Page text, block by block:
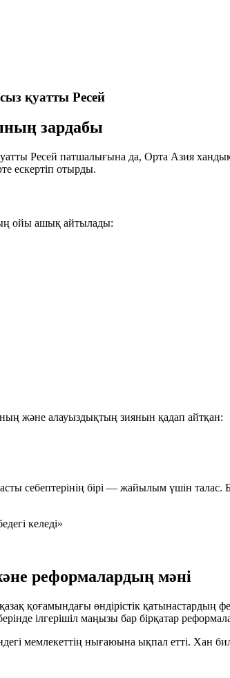
қуатты Ресей
зардабы
Ресей патшалығына да, Орта Азия
ескертіп отырды.
ойы ашық айтылады:
және алауыздықтың зиянын қадап айтқан:
себептерінің бірі — жайылым үшін
келеді»
реформалардың мәні
қоғамындағы өндірістік қатынастардың
ілгерішіл маңызы бар бірқатар
мемлекеттің нығаюына ықпал етті. Хан